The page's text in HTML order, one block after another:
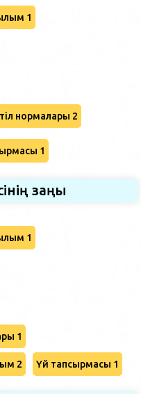
1
нормалары 2
1
заңы
1
1
2 Үй тапсырмасы 1